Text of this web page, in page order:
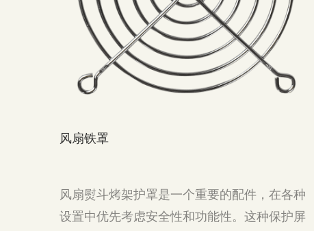
风扇铁罩
风扇熨斗烤架护罩是一个重要的配件，在各种
设置中优先考虑安全性和功能性。这种保护屏